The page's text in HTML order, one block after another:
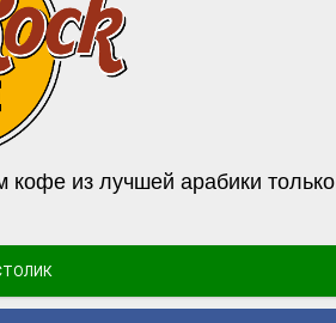
кофе из лучшей арабики только